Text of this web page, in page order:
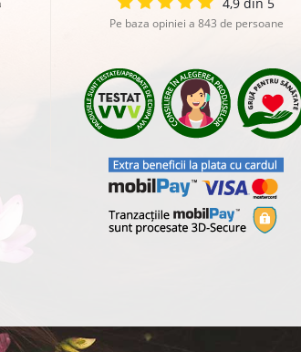
Pe baza opiniei a 843 de persoane